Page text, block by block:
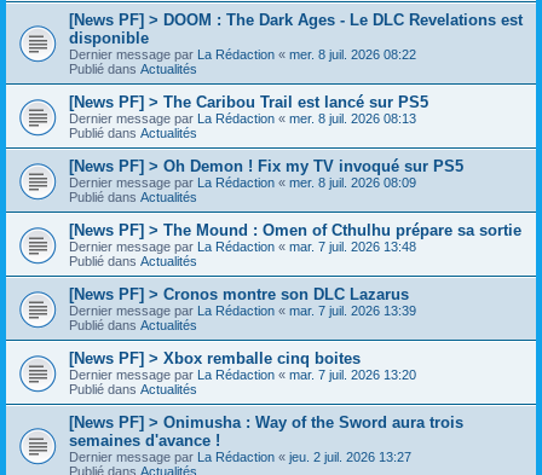
[News PF] > DOOM : The Dark Ages - Le DLC Revelations est
disponible
Dernier message par La Rédaction « mer. 8 juil. 2026 08:22
Publié dans Actualités
[News PF] > The Caribou Trail est lancé sur PS5
Dernier message par La Rédaction « mer. 8 juil. 2026 08:13
Publié dans Actualités
[News PF] > Oh Demon ! Fix my TV invoqué sur PS5
Dernier message par La Rédaction « mer. 8 juil. 2026 08:09
Publié dans Actualités
[News PF] > The Mound : Omen of Cthulhu prépare sa sortie
Dernier message par La Rédaction « mar. 7 juil. 2026 13:48
Publié dans Actualités
[News PF] > Cronos montre son DLC Lazarus
Dernier message par La Rédaction « mar. 7 juil. 2026 13:39
Publié dans Actualités
[News PF] > Xbox remballe cinq boites
Dernier message par La Rédaction « mar. 7 juil. 2026 13:20
Publié dans Actualités
[News PF] > Onimusha : Way of the Sword aura trois
semaines d'avance !
Dernier message par La Rédaction « jeu. 2 juil. 2026 13:27
Publié dans Actualités